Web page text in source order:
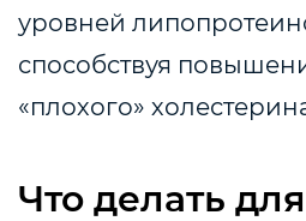
уровней
способствуя
«плохого»
Что делать для